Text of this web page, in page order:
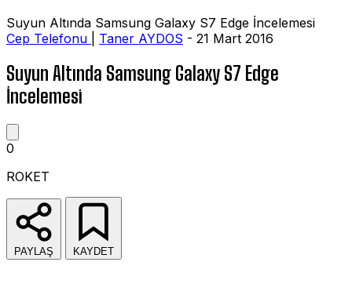
Suyun Altında Samsung Galaxy S7 Edge İncelemesi
Cep Telefonu
Taner AYDOS - 21 Mart 2016
Suyun Altında Samsung Galaxy S7 Edge
İncelemesi
0
ROKET
PAYLAŞ KAYDET